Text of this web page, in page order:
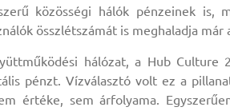
közösségi hálók pénzeinek is,
összlétszámát is meghaladja
hálózat, a Hub
pénzt. Vízválasztó volt ez a
értéke, sem árfolyama.